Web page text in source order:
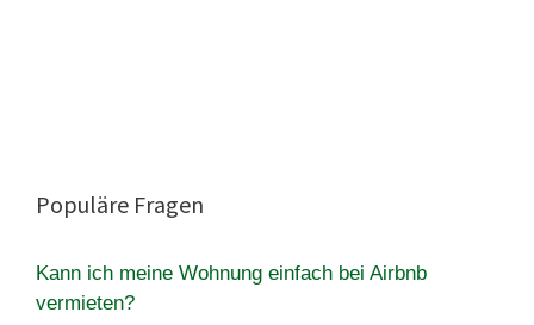
Populäre Fragen
Kann ich meine Wohnung einfach bei Airbnb
vermieten?